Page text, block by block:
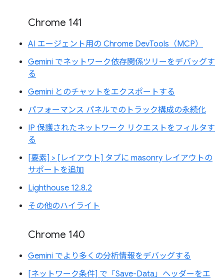
Chrome 141
AI エージェント用の Chrome DevTools（MCP）
Gemini でネットワーク依存関係ツリーをデバッグす
る
Gemini とのチャットをエクスポートする
パフォーマンス パネルでのトラック構成の永続化
IP 保護されたネットワーク リクエストをフィルタす
る
[要素] > [レイアウト] タブに masonry レイアウトの
サポートを追加
Lighthouse 12.8.2
その他のハイライト
Chrome 140
Gemini でより多くの分析情報をデバッグする
[ネットワーク条件] で「Save-Data」ヘッダーをエ